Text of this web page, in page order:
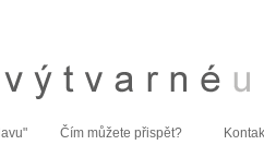
Čím můžete přispět?